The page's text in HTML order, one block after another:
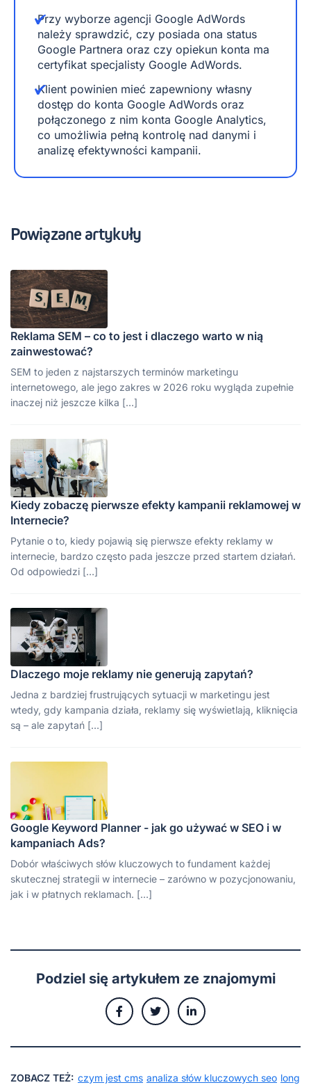
Przy wyborze agencji Google AdWords
należy sprawdzić, czy posiada ona status
Google Partnera oraz czy opiekun konta ma
certyfikat specjalisty Google AdWords.
Klient powinien mieć zapewniony własny
dostęp do konta Google AdWords oraz
połączonego z nim konta Google Analytics,
co umożliwia pełną kontrolę nad danymi i
analizę efektywności kampanii.
Powiązane artykuły
Reklama SEM – co to jest i dlaczego warto w nią
zainwestować?
SEM to jeden z najstarszych terminów marketingu
internetowego, ale jego zakres w 2026 roku wygląda zupełnie
inaczej niż jeszcze kilka […]
Kiedy zobaczę pierwsze efekty kampanii reklamowej w
Internecie?
Pytanie o to, kiedy pojawią się pierwsze efekty reklamy w
internecie, bardzo często pada jeszcze przed startem działań.
Od odpowiedzi […]
Dlaczego moje reklamy nie generują zapytań?
Jedna z bardziej frustrujących sytuacji w marketingu jest
wtedy, gdy kampania działa, reklamy się wyświetlają, kliknięcia
są – ale zapytań […]
Google Keyword Planner - jak go używać w SEO i w
kampaniach Ads?
Dobór właściwych słów kluczowych to fundament każdej
skutecznej strategii w internecie – zarówno w pozycjonowaniu,
jak i w płatnych reklamach. […]
Podziel się artykułem ze znajomymi
ZOBACZ TEŻ: czym jest cms analiza słów kluczowych seo long